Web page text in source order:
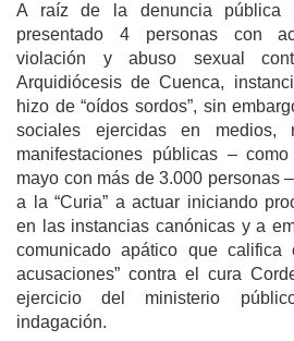
A raíz de la denuncia pública
presentado 4 personas con
violación y abuso sexual
Arquidiócesis de Cuenca,
hizo de “oídos sordos”, sin
sociales ejercidas en
manifestaciones públicas –
mayo con más de 3.000 personas
a la “Curia” a actuar iniciando
en las instancias canónicas y a
comunicado apático que califica
acusaciones” contra el cura
ejercicio del ministerio
indagación.